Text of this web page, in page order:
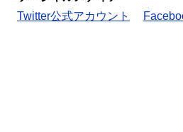
Twitter公式アカウント